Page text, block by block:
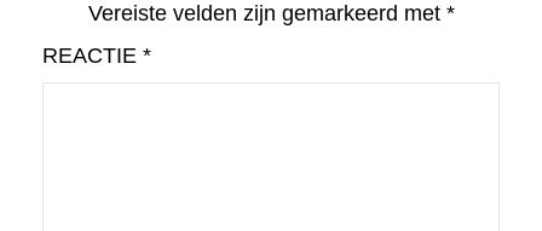
Vereiste velden zijn gemarkeerd met *
REACTIE *